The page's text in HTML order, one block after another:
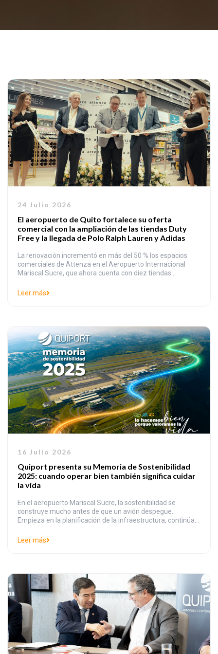
24 Julio 2026
El aeropuerto de Quito fortalece su oferta
comercial con la ampliación de las tiendas Duty
Free y la llegada de Polo Ralph Lauren y Adidas
La renovación incrementó en más del 50 % los espacios
comerciales de Attenza en el Aeropuerto Internacional
Mariscal Sucre, que ahora cuenta con diez tiendas
Internacional Mariscal Sucre inauguró la ampliación y
Leer más
16 Julio 2026
Quiport presenta su Memoria de Sostenibilidad
2025: cuando operar bien también significa cuidar
la vida
En el aeropuerto Mariscal Sucre, la sostenibilidad se
construye mucho antes de que un avión despegue.
Empieza en la planificación de la infraestructura, continúa
responsable de los recursos, en la experiencia de los
Leer más